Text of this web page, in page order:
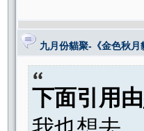
九月份貓聚-《金色秋月
下面引用由